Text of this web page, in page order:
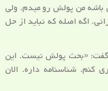
من پولش رو میدم. ولی
اگه اصله که نباید از حل
گفت: «بحث پولش نیست. این
کنم. شناسنامه داره. الان